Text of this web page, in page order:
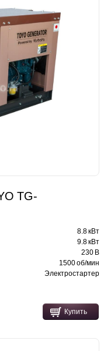
TG-
8.8 кВт
9.8 кВт
230 В
1500 об/мин
Электростартер
Купить